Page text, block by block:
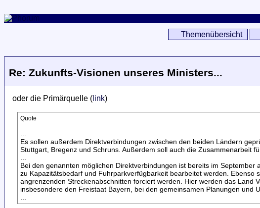
Themenübersicht
Re: Zukunfts-Visionen unseres Ministers...
oder die Primärquelle ( link)
Quote
Es sollen außerdem Direktverbindungen zwischen den beiden Ländern
Stuttgart, Bregenz und Schruns. Außerdem soll auch die Zusammenarbeit
Bei den genannten möglichen Direktverbindungen ist bereits im
zu Kapazitätsbedarf und Fuhrparkverfügbarkeit bearbeitet werden.
angrenzenden Streckenabschnitten forciert werden. Hier werden das Land
insbesondere den Freistaat Bayern, bei den gemeinsamen Planungen und